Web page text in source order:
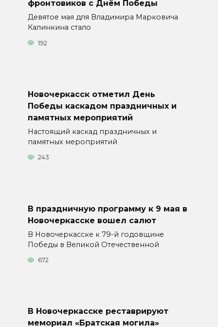
фронтовиков с Днём Победы
Девятое мая для Владимира Марковича
Калинкина стало
192
Новочеркасск отметил День
Победы каскадом праздничных и
памятных мероприятий
Настоящий каскад праздничных и
памятных мероприятий
243
В праздничную программу к 9 мая в
Новочеркасске вошел салют
В Новочеркасске к 79-й годовщине
Победы в Великой Отечественной
672
В Новочеркасске реставрируют
мемориал «Братская могила»